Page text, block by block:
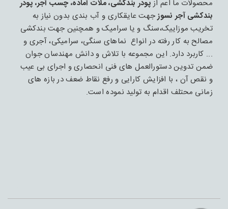
محصولات ما اعم ازپودر بندکشی، ملات آماده، چسب آجر، پودر
بندکشی آجر نسوزجهت عایقکاری و آب بندی بدون نیاز به
تخریب موزاییک،سنگ و یا سرامیک و همچنین جهت بندکشی
مصالح به کار رفته در انواع نماهای سنگی، سرامیکی، آجری و
... کاربرد دارد. این مجموعه با تلاش و دانش مهندسان جوان
ضمن تدوین دستورالعمل های فنی انحصاری و اجرای بی عیب
و نقص آن ، با افزایش کارایی و رفع نقاط ضعف در بازه های
زمانی محتلف اقدام به تولید نموده است.